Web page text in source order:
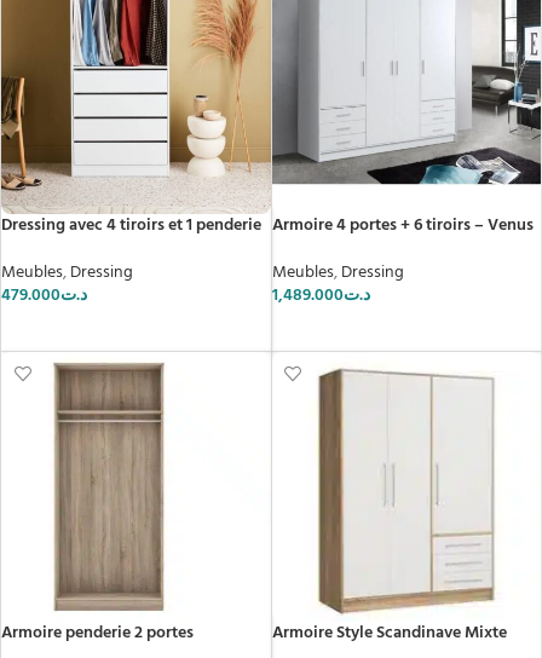
Dressing avec 4 tiroirs et 1 penderie
Meubles,Dressing
د.ت479.000
Armoire 4 portes + 6 tiroirs – Venus
Meubles,Dressing
د.ت1,489.000
Armoire penderie 2 portes
Armoire Style Scandinave Mixte